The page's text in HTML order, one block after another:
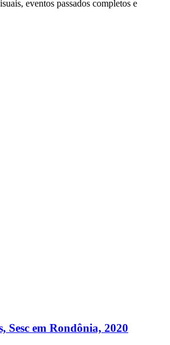
eventos passados completos e
Sesc em Rondônia, 2020